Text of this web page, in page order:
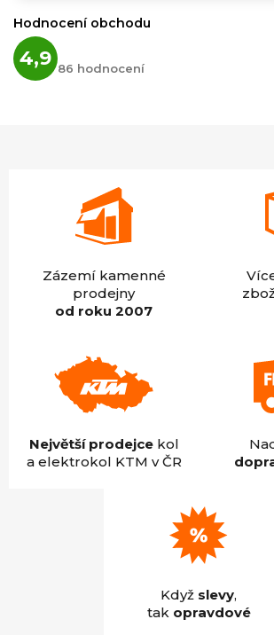
Hodnocení obchodu
4,9 hodnocení
obchodu
86 hodnocení
Zázemí kamenné
prodejny
od roku 2007
Největší prodejcekol
a elektrokol KTM v ČR
Když slevy,
tak opravdové